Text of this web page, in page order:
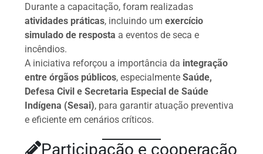
Durante a capacitação, foram realizadas
atividades práticas, incluindo umexercício
simulado de resposta a eventos de seca e
incêndios.
A iniciativa reforçou a importância da integração
entre órgãos públicos, especialmenteSaúde,
Defesa Civil e Secretaria Especial de Saúde
Indígena (Sesai), para garantir atuação preventiva
e eficiente em cenários críticos.
Participação e cooperação